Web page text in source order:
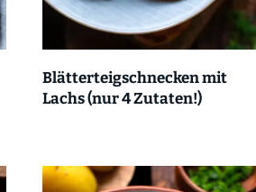
Blätterteigschnecken mit
Lachs (nur 4 Zutaten!)